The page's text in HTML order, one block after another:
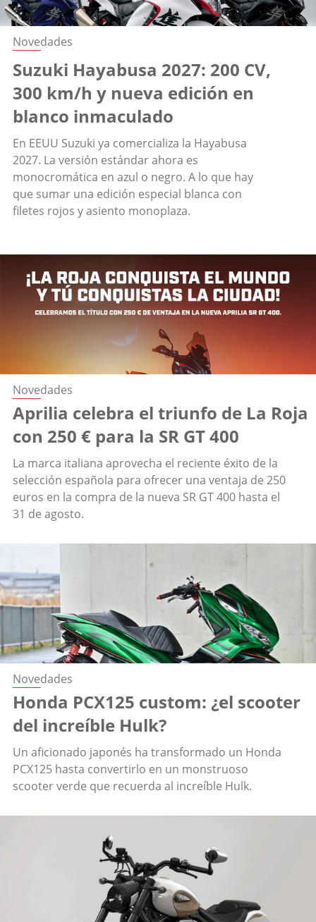
Novedades
Suzuki Hayabusa 2027: 200 CV,
300 km/h y nueva edición en
blanco inmaculado
En EEUU Suzuki ya comercializa la Hayabusa
2027. La versión estándar ahora es
monocromática en azul o negro. A lo que hay
que sumar una edición especial blanca con
filetes rojos y asiento monoplaza.
Novedades
Aprilia celebra el triunfo de La Roja
con 250 € para la SR GT 400
La marca italiana aprovecha el reciente éxito de la
selección española para ofrecer una ventaja de 250
euros en la compra de la nueva SR GT 400 hasta el
31 de agosto.
Novedades
Honda PCX125 custom: ¿el scooter
del increíble Hulk?
Un aficionado japonés ha transformado un Honda
PCX125 hasta convertirlo en un monstruoso
scooter verde que recuerda al increíble Hulk.